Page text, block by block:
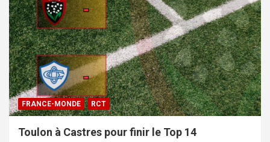
FRANCE-MONDE RCT
Toulon à Castres pour finir le Top 14